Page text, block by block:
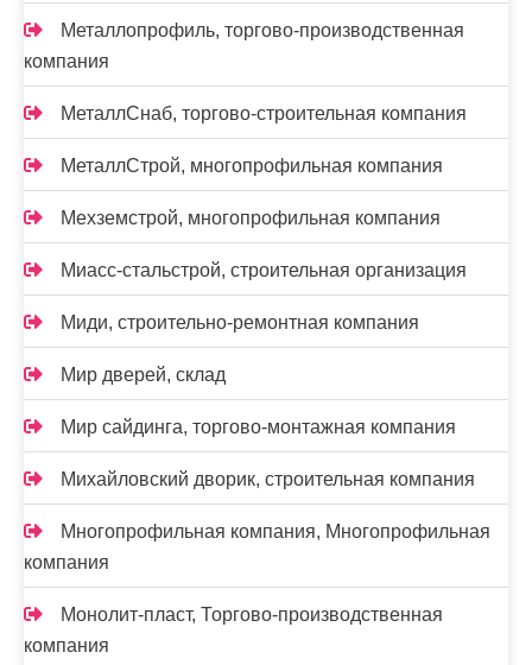
Металлопрофиль, торгово-производственная
компания
МеталлСнаб, торгово-строительная компания
МеталлСтрой, многопрофильная компания
Мехземстрой, многопрофильная компания
Миасс-cтальстрой, строительная организация
Миди, строительно-ремонтная компания
Мир дверей, склад
Мир сайдинга, торгово-монтажная компания
Михайловский дворик, строительная компания
Многопрофильная компания, Многопрофильная
компания
Монолит-пласт, Торгово-производственная
компания